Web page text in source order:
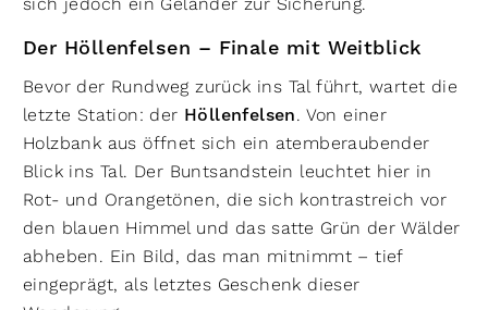
Der Höllenfelsen – Finale mit Weitblick
Bevor der Rundweg zurück ins Tal führt, wartet die
letzte Station: der Höllenfelsen. Von einer
Holzbank aus öffnet sich ein atemberaubender
Blick ins Tal. Der Buntsandstein leuchtet hier in
Rot- und Orangetönen, die sich kontrastreich vor
den blauen Himmel und das satte Grün der Wälder
abheben. Ein Bild, das man mitnimmt – tief
eingeprägt, als letztes Geschenk dieser